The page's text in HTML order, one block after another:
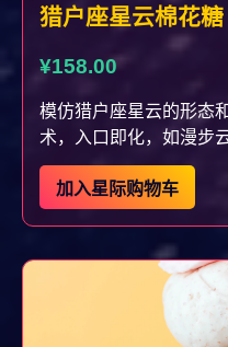
猎户座星云棉花糖
¥158.00
模仿猎户座星云的形态
术，入口即化，如漫步云
加入星际购物车